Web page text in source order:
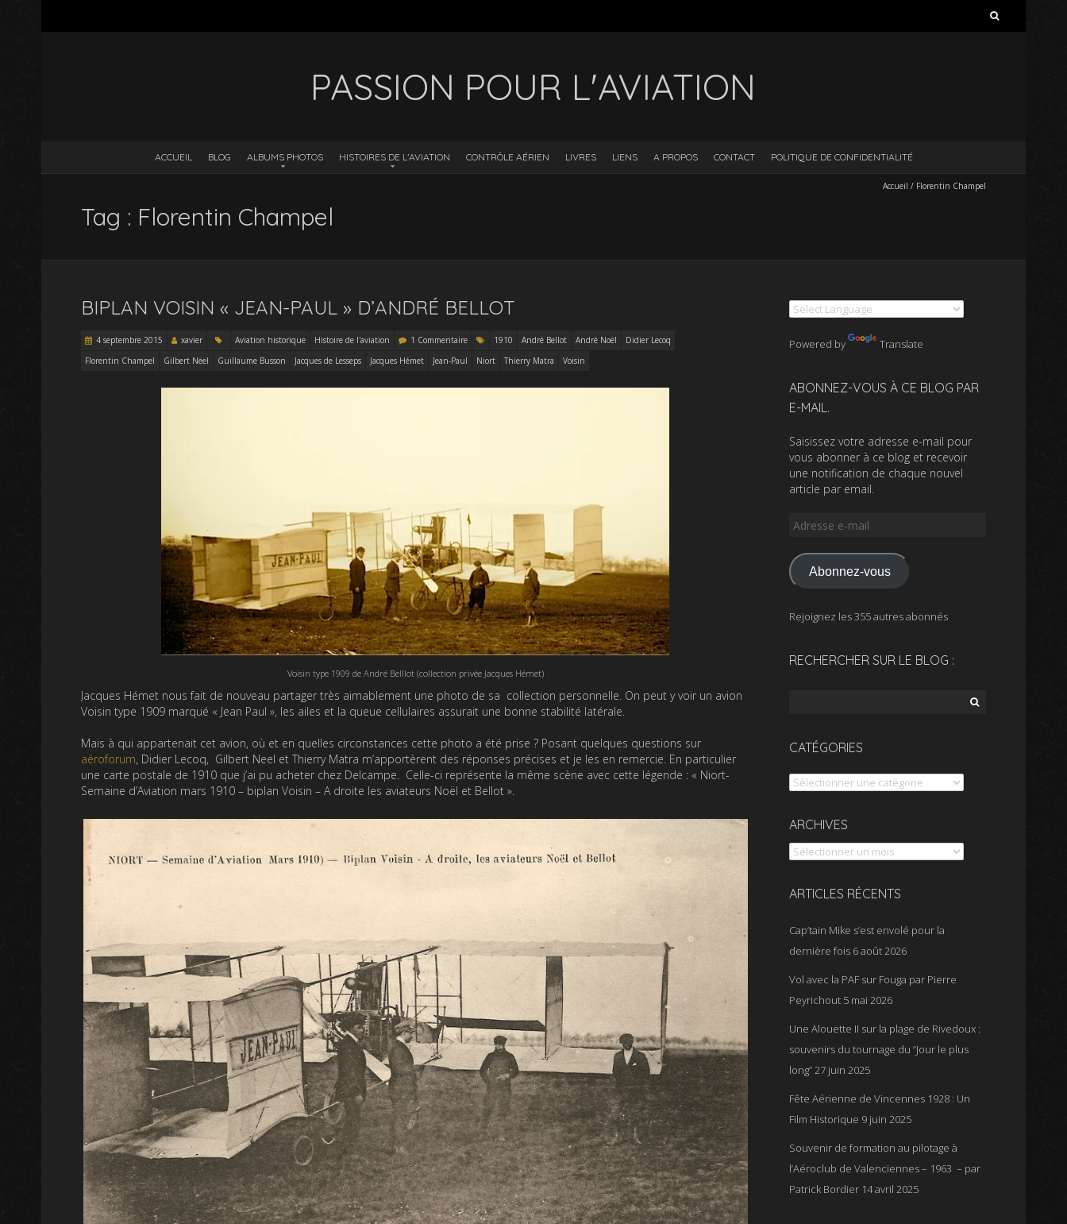
PASSION POUR L'AVIATION
ACCUEIL BLOG ALBUMS PHOTOS HISTOIRES DE L’AVIATION CONTRÔLE AÉRIEN LIVRES LIENS A PROPOS CONTACT POLITIQUE DE CONFIDENTIALITÉ
Accueil / Florentin Champel
Tag : Florentin Champel
BIPLAN VOISIN « JEAN-PAUL » D’ANDRÉ BELLOT
4 septembre 2015 xavier Aviation historique Histoire de l'aviation 1 Commentaire 1910 André Bellot André Noël
Didier Lecoq
Florentin Champel
Gilbert Nëel Guillaume Busson Jacques de Lesseps Jacques Hémet Jean-Paul Niort Thierry Matra Voisin
Voisin type 1909 de André Belllot (collection privée Jacques Hémet)
Jacques Hémet nous fait de nouveau partager très aimablement une photo de sa collection personnelle. On peut y voir un avion
Voisin type 1909 marqué « Jean Paul », les ailes et la queue cellulaires assurait une bonne stabilité latérale.
Mais à qui appartenait cet avion, où et en quelles circonstances cette photo a été prise ? Posant quelques questions sur
aéroforum, Didier Lecoq, Gilbert Neel et Thierry Matra m’apportèrent des réponses précises et je les en remercie. En particulier
une carte postale de 1910 que j’ai pu acheter chez Delcampe. Celle-ci représente la même scène avec cette légende : « Niort-
Semaine d’Aviation mars 1910 – biplan Voisin – A droite les aviateurs Noël et Bellot ».
Powered by Translate
ABONNEZ-VOUS À CE BLOG PAR
E-MAIL.
Saisissez votre adresse e-mail pour
vous abonner à ce blog et recevoir
une notification de chaque nouvel
article par email.
Adresse
mail
Abonnez-vous
Rejoignez les 355 autres abonnés
RECHERCHER SUR LE BLOG :
CATÉGORIES
Catégories
ARCHIVES
Archives
ARTICLES RÉCENTS
Cap’tain Mike s’est envolé pour la
dernière fois 6 août 2026
Vol avec la PAF sur Fouga par Pierre
Peyrichout 5 mai 2026
Une Alouette II sur la plage de Rivedoux :
souvenirs du tournage du “Jour le plus
long”27 juin 2025
Fête Aérienne de Vincennes 1928 : Un
Film Historique 9 juin 2025
Souvenir de formation au pilotage à
l’Aéroclub de Valenciennes – 1963 – par
Patrick Bordier 14 avril 2025